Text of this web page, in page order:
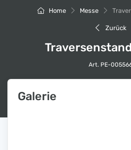
Home Messe
Zurück
Art. PE-
Galerie